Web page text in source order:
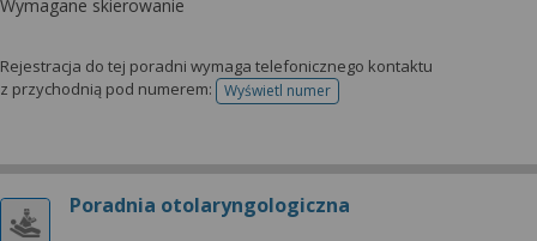
Wymagane skierowanie
Rejestracja do tej poradni wymaga telefonicznego kontaktu
z przychodnią pod numerem:
Wyświetl numertelefonu do rejestracji
Poradnia otolaryngologiczna